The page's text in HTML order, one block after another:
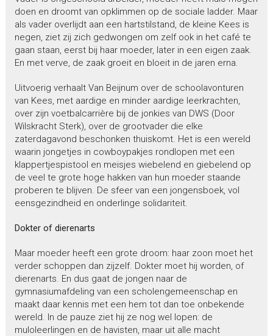
doen en droomt van opklimmen op de sociale ladder. Maar
als vader overlijdt aan een hartstilstand, de kleine Kees is
negen, ziet zij zich gedwongen om zelf ook in het café te
gaan staan, eerst bij haar moeder, later in een eigen zaak.
En met verve, de zaak groeit en bloeit in de jaren erna.
Uitvoerig verhaalt Van Beijnum over de schoolavonturen
van Kees, met aardige en minder aardige leerkrachten,
over zijn voetbalcarrière bij de jonkies van DWS (Door
Wilskracht Sterk), over de grootvader die elke
zaterdagavond beschonken thuiskomt. Het is een wereld
waarin jongetjes in cowboypakjes rondlopen met een
klappertjespistool en meisjes wiebelend en giebelend op
de veel te grote hoge hakken van hun moeder staande
proberen te blijven. De sfeer van een jongensboek, vol
eensgezindheid en onderlinge solidariteit.
Dokter of dierenarts
Maar moeder heeft een grote droom: haar zoon moet het
verder schoppen dan zijzelf. Dokter moet hij worden, of
dierenarts. En dus gaat de jongen naar de
gymnasiumafdeling van een scholengemeenschap en
maakt daar kennis met een hem tot dan toe onbekende
wereld. In de pauze ziet hij ze nog wel lopen: de
muloleerlingen en de havisten, maar uit alle macht